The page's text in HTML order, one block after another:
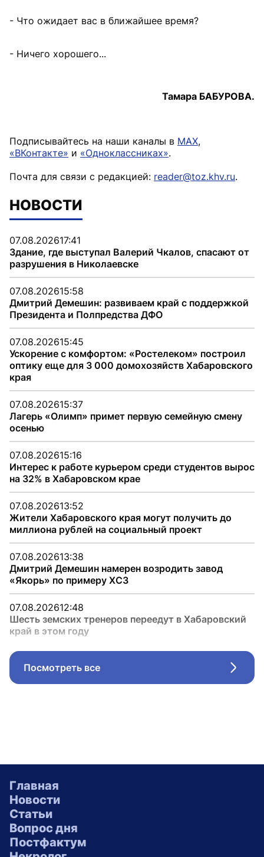
- Что ожидает вас в ближайшее время?
- Ничего хорошего...
Тамара БАБУРОВА.
Подписывайтесь на наши каналы в MAX,
«ВКонтакте» и «Одноклассниках».
Почта для связи с редакцией: reader@toz.khv.ru.
НОВОСТИ
07.08.202617:41
Здание, где выступал Валерий Чкалов, спасают от
разрушения в Николаевске
07.08.202615:58
Дмитрий Демешин: развиваем край с поддержкой
Президента и Полпредства ДФО
07.08.202615:45
Ускорение с комфортом: «Ростелеком» построил
оптику еще для 3 000 домохозяйств Хабаровского
края
07.08.202615:37
Лагерь «Олимп» примет первую семейную смену
осенью
07.08.202615:16
Интерес к работе курьером среди студентов вырос
на 32% в Хабаровском крае
07.08.202613:52
Жители Хабаровского края могут получить до
миллиона рублей на социальный проект
07.08.202613:38
Дмитрий Демешин намерен возродить завод
«Якорь» по примеру ХСЗ
07.08.202612:48
Шесть земских тренеров переедут в Хабаровский
край в этом году
Посмотреть все
Главная
Новости
Статьи
Вопрос дня
Постфактум